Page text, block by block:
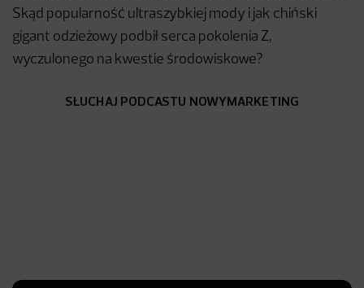
Skąd popularność ultraszybkiej mody i jak chiński
gigant odzieżowy podbił serca pokolenia Z,
wyczulonego na kwestie środowiskowe?
SŁUCHAJ PODCASTU NOWYMARKETING